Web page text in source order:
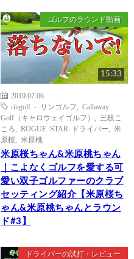
ゴルフのラウンド動画
15:33
2019.07.06
ringolf - リンゴルフ
Callaway
Golf（キャロウェイゴルフ）
三枝こ
ころ
ROGUE STAR ドライバー
米
原桜
米原桃
米原桜ちゃん&米原桃ちゃん
｜こよなくゴルフを愛する可
愛い双子ゴルファーのクラブ
セッティング紹介【米原桜ち
ゃん&米原桃ちゃんとラウン
ド#3】
ドライバーの試打・レビュー